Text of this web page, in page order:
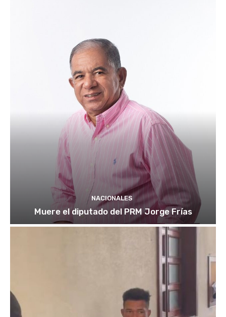
NACIONALES
Muere el diputado del PRM Jorge Frías